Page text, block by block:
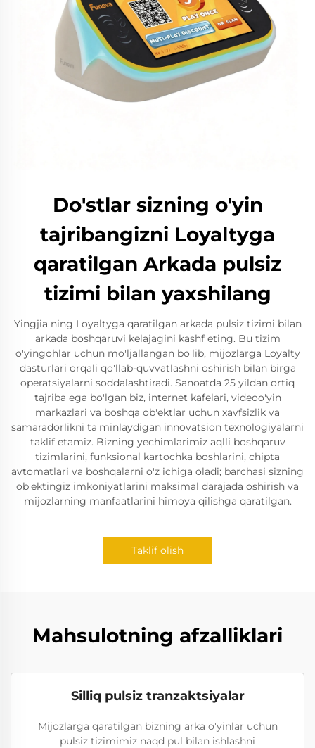
Do'stlar sizning o'yin
tajribangizni Loyaltyga
qaratilgan Arkada pulsiz
tizimi bilan yaxshilang
Yingjia ning Loyaltyga qaratilgan arkada pulsiz tizimi bilan
arkada boshqaruvi kelajagini kashf eting. Bu tizim
o'yingohlar uchun mo'ljallangan bo'lib, mijozlarga Loyalty
dasturlari orqali qo'llab-quvvatlashni oshirish bilan birga
operatsiyalarni soddalashtiradi. Sanoatda 25 yildan ortiq
tajriba ega bo'lgan biz, internet kafelari, videoo'yin
markazlari va boshqa ob'ektlar uchun xavfsizlik va
samaradorlikni ta'minlaydigan innovatsion texnologiyalarni
taklif etamiz. Bizning yechimlarimiz aqlli boshqaruv
tizimlarini, funksional kartochka boshlarini, chipta
avtomatlari va boshqalarni o'z ichiga oladi; barchasi sizning
ob'ektingiz imkoniyatlarini maksimal darajada oshirish va
mijozlarning manfaatlarini himoya qilishga qaratilgan.
Taklif olish
Mahsulotning afzalliklari
Silliq pulsiz tranzaktsiyalar
Mijozlarga qaratilgan bizning arka o'yinlar uchun
pulsiz tizimimiz naqd pul bilan ishlashni